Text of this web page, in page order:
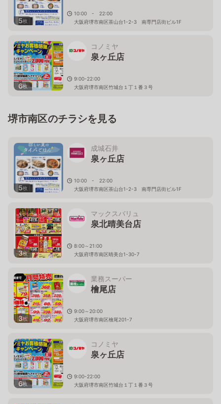
5枚
10:00 - 22:00
大阪府堺市南区茶山台1-2-3 南専門店街ビル1F
6枚
コノミヤ
泉ヶ丘店
9:00-22:00
大阪府堺市南区竹城台１丁１番３号
堺市南区のチラシを見る
5枚
成城石井
泉ヶ丘店
10:00 - 22:00
大阪府堺市南区茶山台1-2-3 南専門店街ビル1F
3枚
マックスバリュ
泉北晴美台店
8:00～21:00
大阪府堺市南区晴美台1-30-7
3枚
業務スーパー
檜尾店
9:00～20:00
大阪府堺市南区檜尾201-7
6枚
コノミヤ
泉ヶ丘店
9:00-22:00
大阪府堺市南区竹城台１丁１番３号